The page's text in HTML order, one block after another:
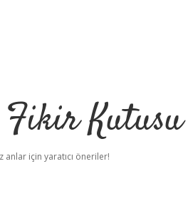
Kutusu
anlar için yaratıcı öneriler!